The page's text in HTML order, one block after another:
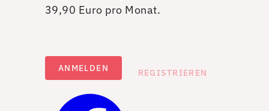
39,90 Euro pro Monat.
ANMELDEN REGISTRIEREN